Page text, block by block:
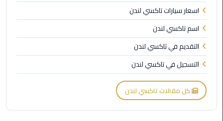
ليموزين
المقطم
ليموزين
المعادي
ليموزين
العاشر
اسعار سيارات تاكسي لندن
اسم تاكسي لندن
التقديم في تاكسي لندن
التسجيل في تاكسي لندن
كل مقالات تاكسي لندن